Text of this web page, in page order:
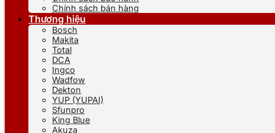
Chính sách bán hàng
Thương hiệu
Bosch
Makita
Total
DCA
Ingco
Wadfow
Dekton
YUP (YUPAI)
Sfunpro
King Blue
Akuza